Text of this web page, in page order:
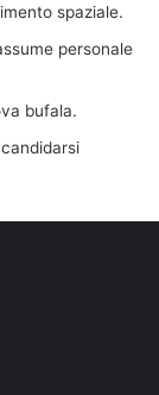
spaziale.
personale
bufala.